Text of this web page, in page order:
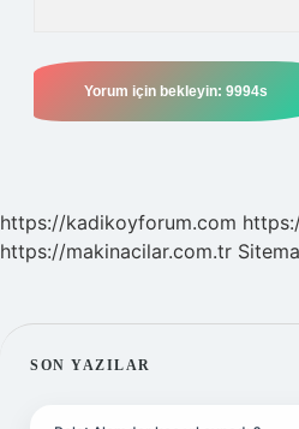
https://kadikoyforum.com
https://makinacilar.com.tr
SIDEBAR
SON YAZILAR